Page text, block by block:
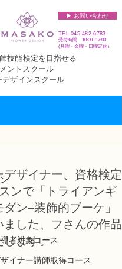
▶︎ お問い合わせ
TEL045-482-6783
受付時間 10:00~17:00​​​
(​月曜・金曜・日曜定休）
技能検定を目指せる
ントスクール
ザインスクール
者対象コース
イナー講師取得コース
デザイナー、資格検定
ンで「トライアンギ
ン–装飾的ブーケ」
ました、フさんの作品
します。